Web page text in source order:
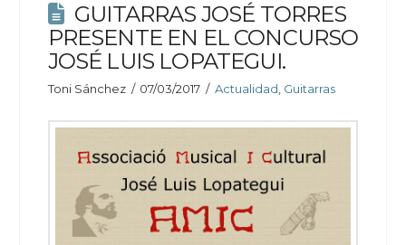
GUITARRAS JOSÉ TORRES
PRESENTE EN EL CONCURSO
JOSÉ LUIS LOPATEGUI.
Toni Sánchez 07/03/2017 Actualidad Guitarras